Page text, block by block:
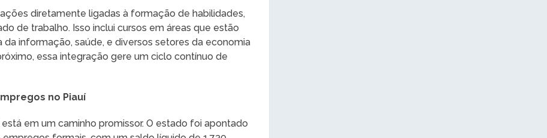
diretamente ligadas à formação de habilidades,
de trabalho. Isso inclui cursos em áreas que estão
informação, saúde, e diversos setores da economia
essa integração gere um ciclo contínuo de
no Piauí
em um caminho promissor. O estado foi apontado